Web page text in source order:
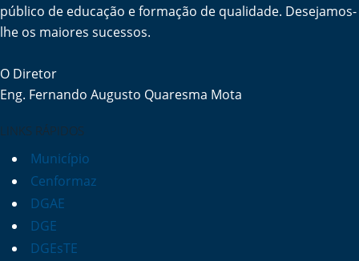
público de educação e formação de qualidade. Desejamos-
lhe os maiores sucessos.
O Diretor
Eng. Fernando Augusto Quaresma Mota
LINKS RÁPIDOS
Município
Cenformaz
DGAE
DGE
DGEsTE